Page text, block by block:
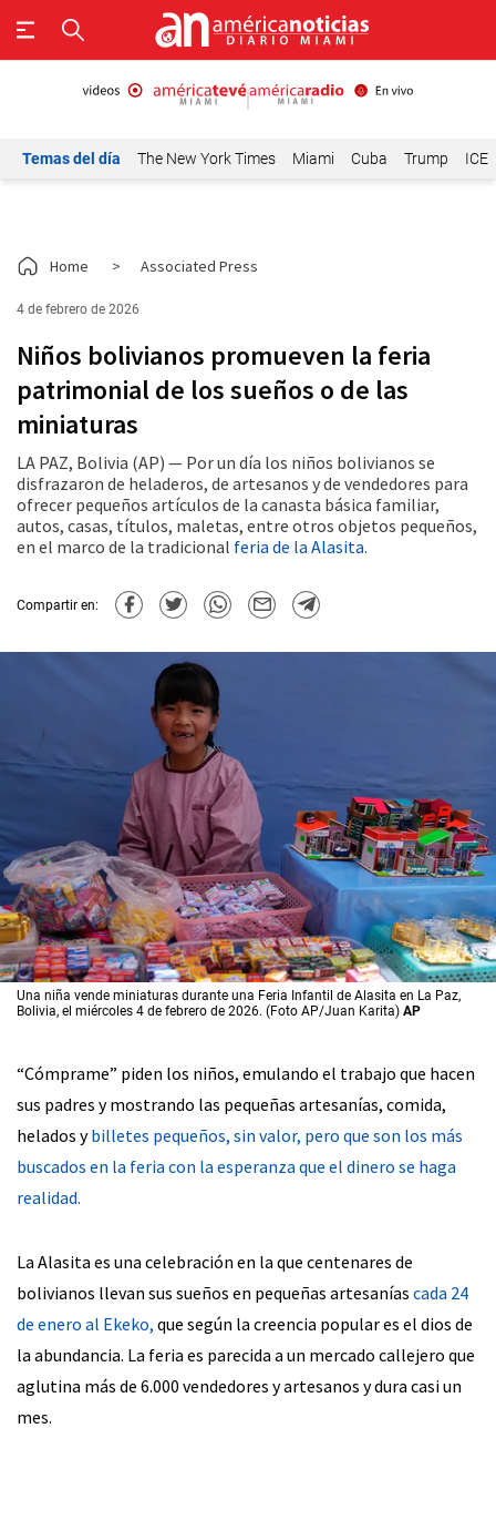
Temas del día The New York Times Miami Cuba Trump ICE
Home > Associated Press
4 de febrero de 2026
Niños bolivianos promueven la feria
patrimonial de los sueños o de las
miniaturas
LA PAZ, Bolivia (AP) — Por un día los niños bolivianos se
disfrazaron de heladeros, de artesanos y de vendedores para
ofrecer pequeños artículos de la canasta básica familiar,
autos, casas, títulos, maletas, entre otros objetos pequeños,
en el marco de la tradicional feria de la Alasita.
Compartir en:
Una niña vende miniaturas durante una Feria Infantil de Alasita en La Paz,
Bolivia, el miércoles 4 de febrero de 2026. (Foto AP/Juan Karita) AP
“Cómprame” piden los niños, emulando el trabajo que hacen
sus padres y mostrando las pequeñas artesanías, comida,
helados ybilletes pequeños, sin valor, pero que son los más
buscados en la feria con la esperanza que el dinero se haga
realidad.
La Alasita es una celebración en la que centenares de
bolivianos llevan sus sueños en pequeñas artesanías cada 24
de enero al Ekeko, que según la creencia popular es el dios de
la abundancia. La feria es parecida a un mercado callejero que
aglutina más de 6.000 vendedores y artesanos y dura casi un
mes.